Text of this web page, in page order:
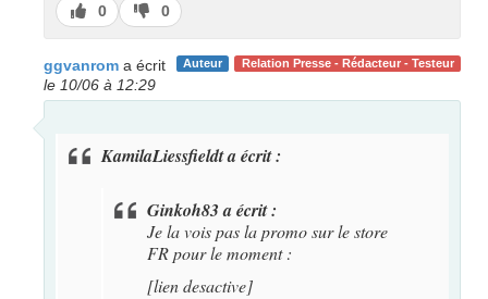
J’aime
0
J’aime
pas
0
Relation Presse - Rédacteur - Testeur
Auteur
ggvanrom a écrit
le 10/06 à 12:29
KamilaLiessfieldt a écrit :
Ginkoh83 a écrit :
Je la vois pas la promo sur le store
FR pour le moment :
[lien desactive]